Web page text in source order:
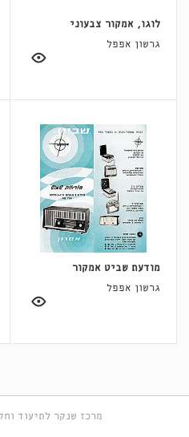
לוגו, אמקור צבעוני
גרשון אפפל
מודעת שביט אמקור
גרשון אפפל
מרכז שנקר לתיעוד